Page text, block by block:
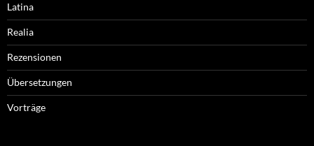
Latina
Realia
Rezensionen
Übersetzungen
Vorträge